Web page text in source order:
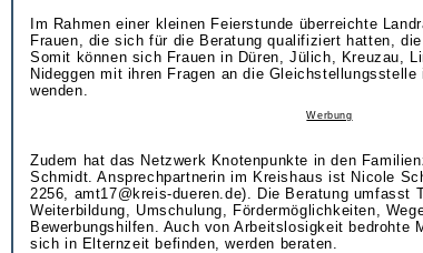
Im Rahmen einer kleinen Feierstunde überreichte
Frauen, die sich für die Beratung qualifiziert hatten,
Somit können sich Frauen in Düren, Jülich, Kreuzau,
Nideggen mit ihren Fragen an die Gleichstellungsstelle
wenden.
Werbung
Zudem hat das Netzwerk Knotenpunkte in den
Schmidt. Ansprechpartnerin im Kreishaus ist Nicole
2256, amt17@kreis-dueren.de). Die Beratung umfasst
Weiterbildung, Umschulung, Fördermöglichkeiten,
Bewerbungshilfen. Auch von Arbeitslosigkeit bedrohte
sich in Elternzeit befinden, werden beraten.